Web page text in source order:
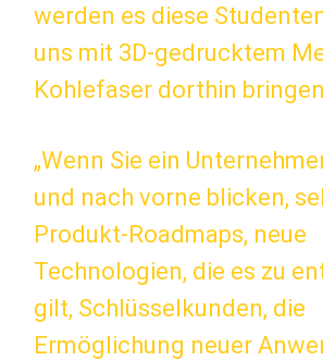
werden es diese
uns mit 3D-gedrucktem
Kohlefaser dorthin
„Wenn Sie ein
und nach vorne blicken,
Produkt-Roadmaps, neue
Technologien, die es zu
gilt, Schlüsselkunden, die
Ermöglichung neuer